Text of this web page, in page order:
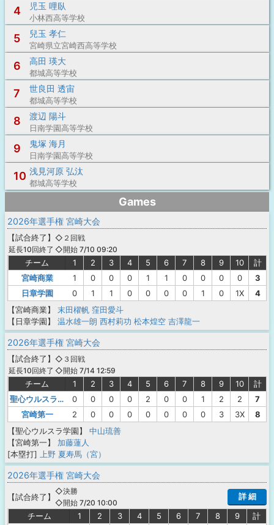
4 児玉 哩臥
小林西高等学校
5 兒玉 孝仁
宮崎県立宮崎西高等学校
6 高田 瑛大
都城高等学校
7 世良田 透宙
都城高等学校
8 渡辺 陽斗
日南学園高等学校
9 鬼塚 海月
日南学園高等学校
10 浅見河原 弘汰
都城高等学校
Games
2026年選手権 宮崎大会
【試合終了 】
延長10回終了
◇２回戦
◇開始 7/10 09:20
チーム 1 2 3 4 5 6 7 8 9 10
計
宮崎商業
1 0 0 0 1 1 0 0 0 0
3
日章学園
0 1 1 0 0 0 0 1 0 1X
4
【宮崎商業】
末田櫂帆 窪田愛斗
【日章学園】
温水雄一朗 西村莉功 松本煌空 吉澤龍一
2026年選手権 宮崎大会
【試合終了 】
延長10回終了
◇３回戦
◇開始 7/14 12:59
チーム 1 2 3 4 5 6 7 8 9 10
計
聖心ウルスラ学園
0 0 0 0 2 0 0 1 2 2
7
宮崎第一
2 0 0 0 0 0 0 0 3 3X
8
【聖心ウルスラ学園】
中山琉善
【宮崎第一】
加藤蓮人
[本塁打]
上野 夏寿馬（宮）
2026年選手権 宮崎大会
【試合終了 】
◇決勝
◇開始 7/20 10:00
詳 細
チーム 1 2 3 4 5 6 7 8 9 計